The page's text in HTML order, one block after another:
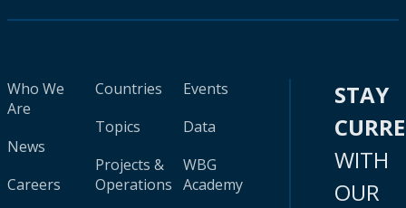
Who We
Are
News
Careers
Countries
Topics
Projects &
Operations
Events
Data
WBG
Academy
STAY
WITH
OUR